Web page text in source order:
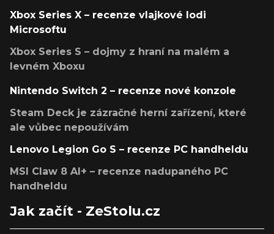
Xbox Series X – recenze vlajkové lodi
Microsoftu
Xbox Series S – dojmy z hraní na malém a
levném Xboxu
Nintendo Switch 2 – recenze nové konzole
Steam Deck je zázračné herní zařízení, které
ale vůbec nepoužívám
Lenovo Legion Go S – recenze PC handheldu
MSI Claw 8 AI+ – recenze nadupaného PC
handheldu
Jak začít - ZeStolu.cz